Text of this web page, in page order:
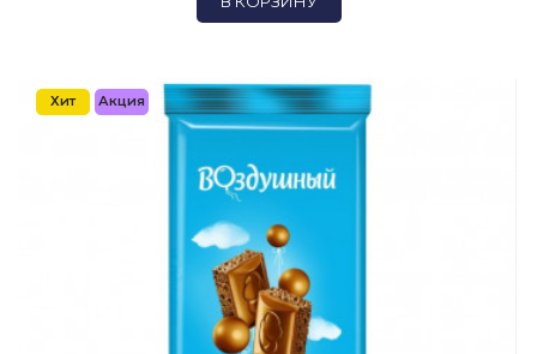
Хит Акция